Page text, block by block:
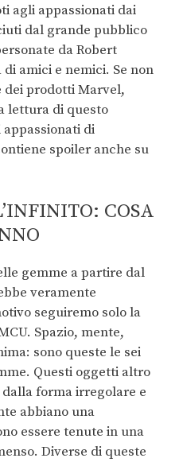
agli appassionati dai
dal grande pubblico
da Robert
amici e nemici. Se non
dei prodotti Marvel,
lettura di questo
di
spoiler anche su
COSA
gemme a partire dal
veramente
seguiremo solo la
Spazio, mente,
sono queste le sei
Questi oggetti altro
forma irregolare e
abbiano una
essere tenute in una
Diverse di queste